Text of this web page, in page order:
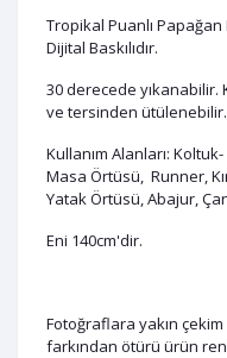
Tropikal Puanlı
Dijital Baskılıdır.
30 derecede
ve tersinden ütülenebilir.
Kullanım Alanları:
Masa Örtüsü, Runner,
Yatak Örtüsü, Abajur,
Eni 140cm'dir.
Fotoğraflara yakın
farkından ötürü ürün